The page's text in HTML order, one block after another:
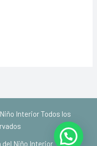
Interior Todos los
del Niño Interior